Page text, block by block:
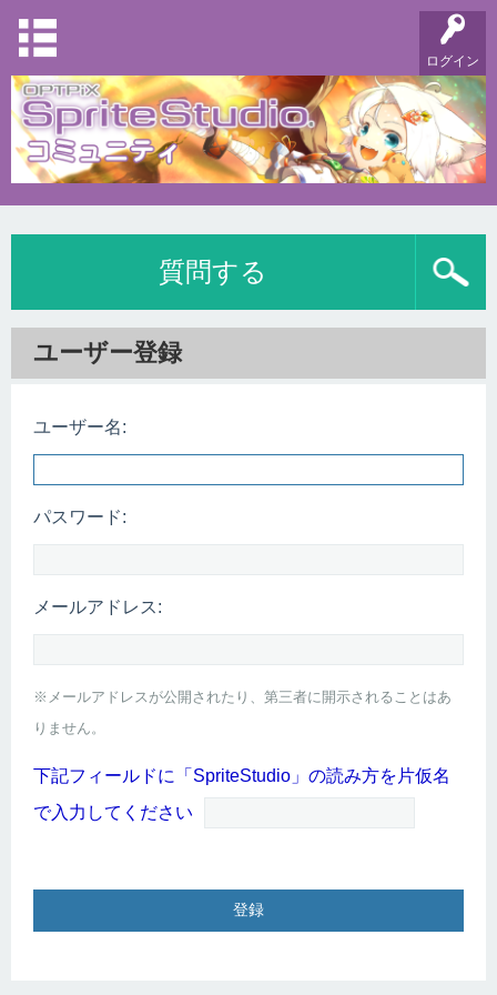
ログイン
質問する
ユーザー登録
ユーザー名:
パスワード:
メールアドレス:
※メールアドレスが公開されたり、第三者に開示されることはあ
りません。
下記フィールドに「SpriteStudio」の読み方を片仮名
で入力してください